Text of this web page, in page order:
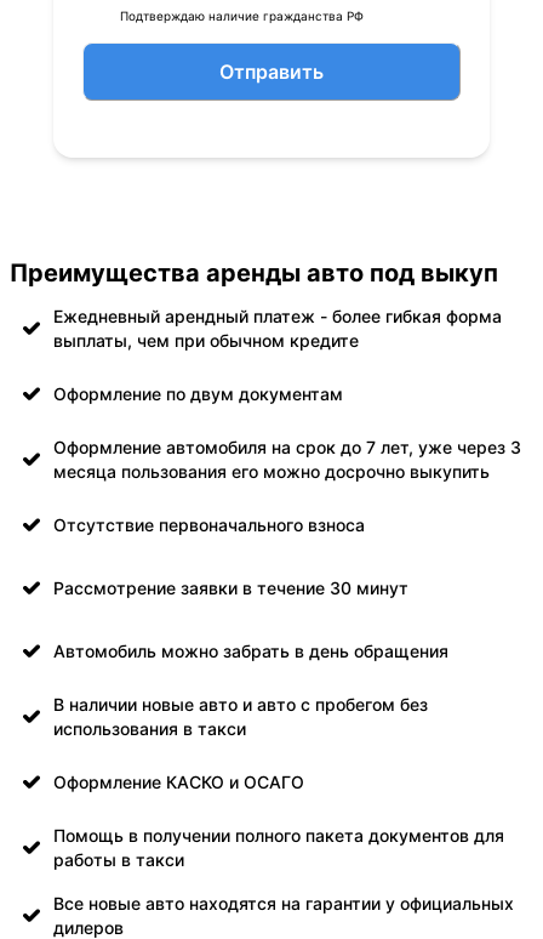
Подтверждаю наличие гражданства РФ
Отправить
Преимущества аренды авто под выкуп
Ежедневный арендный платеж - более гибкая форма
выплаты, чем при обычном кредите
Оформление по двум документам
Оформление автомобиля на срок до 7 лет, уже через 3
месяца пользования его можно досрочно выкупить
Отсутствие первоначального взноса
Рассмотрение заявки в течение 30 минут
Автомобиль можно забрать в день обращения
В наличии новые авто и авто с пробегом без
использования в такси
Оформление КАСКО и ОСАГО
Помощь в получении полного пакета документов для
работы в такси
Все новые авто находятся на гарантии у официальных
дилеров